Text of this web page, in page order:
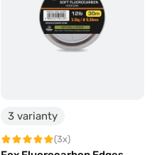
3 varianty
(3x)